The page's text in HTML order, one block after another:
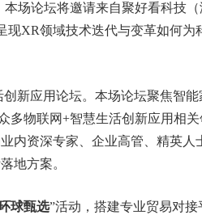
场论坛将邀请来自聚好看科技（
现XR领域技术迭代与变革如何为
新应用论坛。本场论坛聚焦智
多物联网+智慧生活创新应用相
内资深专家、企业高管、精英人
地方案。
球甄选”活动，搭建专业贸易对接